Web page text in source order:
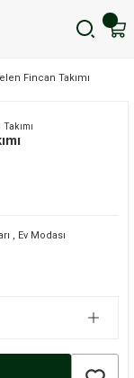
Fincan Takımı
, Ev Modası